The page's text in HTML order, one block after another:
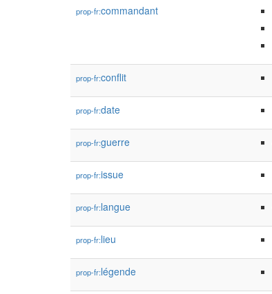
prop-fr:commandant
prop-fr:conflit
prop-fr:date
prop-fr:guerre
prop-fr:issue
prop-fr:langue
prop-fr:lieu
prop-fr:légende